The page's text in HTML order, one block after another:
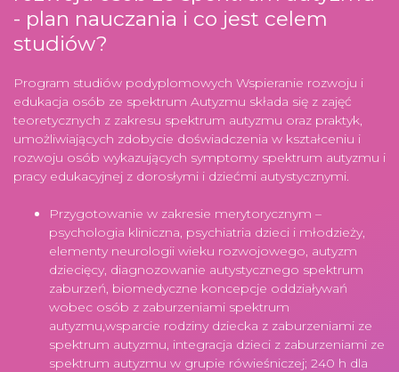
- plan nauczania i co jest celem
studiów?
Program studiów podyplomowych Wspieranie rozwoju i
edukacja osób ze spektrum Autyzmu składa się z zajęć
teoretycznych z zakresu spektrum autyzmu oraz praktyk,
umożliwiających zdobycie doświadczenia w kształceniu i
rozwoju osób wykazujących symptomy spektrum autyzmu i
pracy edukacyjnej z dorosłymi i dziećmi autystycznymi.
Przygotowanie w zakresie merytorycznym –
psychologia kliniczna, psychiatria dzieci i młodzieży,
elementy neurologii wieku rozwojowego, autyzm
dziecięcy, diagnozowanie autystycznego spektrum
zaburzeń, biomedyczne koncepcje oddziaływań
wobec osób z zaburzeniami spektrum
autyzmu,wsparcie rodziny dziecka z zaburzeniami ze
spektrum autyzmu, integracja dzieci z zaburzeniami ze
spektrum autyzmu w grupie rówieśniczej; 240 h dla